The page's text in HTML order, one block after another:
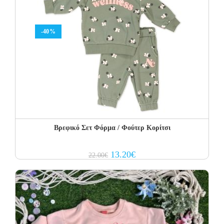
-40%
Βρεφικό Σετ Φόρμα / Φούτερ Κορίτσι
22.00€ Original
price
22.00€.
13.20€Current
price
13.20€.